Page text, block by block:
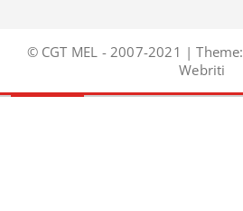
© CGT MEL - 2007-2021 | Theme:
Webriti